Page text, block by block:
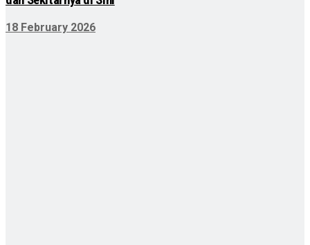
18 February 2026